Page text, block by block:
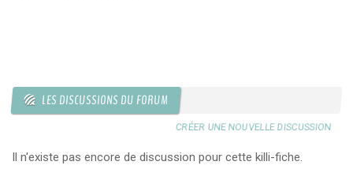
LES DISCUSSIONS DU FORUM
CRÉER UNE NOUVELLE DISCUSSION
Il n'existe pas encore de discussion pour cette killi-fiche.